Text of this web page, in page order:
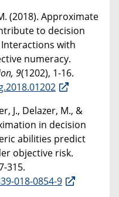
(2018). Approximate
to decision
with
numeracy.
9(1202), 1-16.
J., Delazer, M., &
in decision
abilities predict
objective risk.
315.
018-0854-9